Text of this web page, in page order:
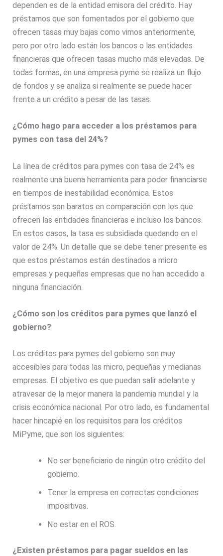
dependen es de la entidad emisora del crédito. Hay
préstamos que son fomentados por el gobierno que
ofrecen tasas muy bajas como vimos anteriormente,
pero por otro lado están los bancos o las entidades
financieras que ofrecen tasas mucho más elevadas. De
todas formas, en una empresa pyme se realiza un flujo
de fondos y se analiza si realmente se puede hacer
frente a un crédito a pesar de las tasas.
¿Cómo hago para acceder a los préstamos para
pymes con tasa del 24%?
La línea de créditos para pymes con tasa de 24% es
realmente una buena herramienta para poder financiarse
en tiempos de inestabilidad económica. Estos
préstamos son baratos en comparación con los que
ofrecen las entidades financieras e incluso los bancos.
En estos casos, la tasa es subsidiada quedando en el
valor de 24%. Un detalle que se debe tener presente es
que estos préstamos están destinados a micro
empresas y pequeñas empresas que no han accedido a
ninguna financiación.
¿Cómo son los créditos para pymes que lanzó el
gobierno?
Los créditos para pymes del gobierno son muy
accesibles para todas las micro, pequeñas y medianas
empresas. El objetivo es que puedan salir adelante y
atravesar de la mejor manera la pandemia mundial y la
crisis económica nacional. Por otro lado, es fundamental
hacer hincapié en los requisitos para los créditos
MiPyme, que son los siguientes:
No ser beneficiario de ningún otro crédito del
gobierno.
Tener la empresa en correctas condiciones
impositivas.
No estar en el ROS.
¿Existen préstamos para pagar sueldos en las